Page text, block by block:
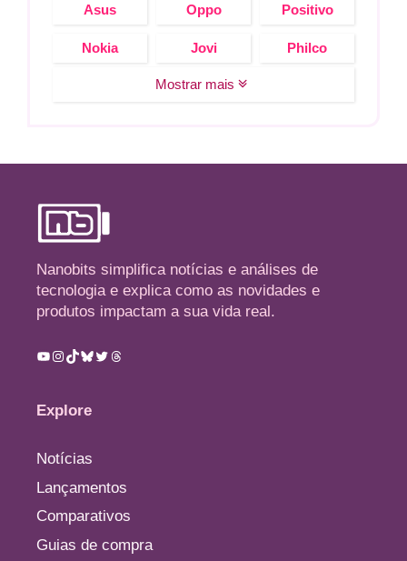
Asus Oppo Positivo
Nokia Jovi Philco
Mostrar mais
Nanobits simplifica notícias e análises de
tecnologia e explica como as novidades e
produtos impactam a sua vida real.
Youtube
Instagram
TikTok
Bluesky
TwitterThreads
Explore
Notícias
Lançamentos
Comparativos
Guias de compra